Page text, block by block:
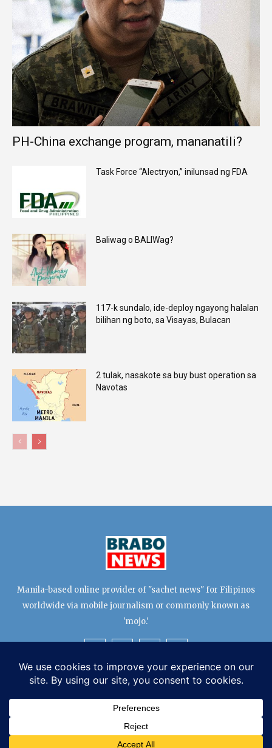
PH-China exchange program, mananatili?
Task Force “Alectryon,” inilunsad ng FDA
Baliwag o BALIWag?
117-k sundalo, ide-deploy ngayong halalan
bilihan ng boto, sa Visayas, Bulacan
2 tulak, nasakote sa buy bust operation sa
Navotas
Manila-based online provider of "sachet news" for Filipinos
worldwide via mobile journalism or commonly known as
'mojo.'
EDITORIAL TEAM
© Copyright 2026 BRABO News All Rights Reserved